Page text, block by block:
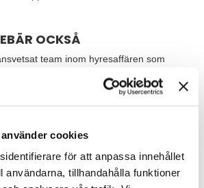
cookies
för att anpassa innehållet
användarna, tillhandahålla funktioner
OCKSÅ
team inom hyresaffären som
förvaltning. Din arbetsplats är HSB
i rollen som fastighetsekonom ser vi att